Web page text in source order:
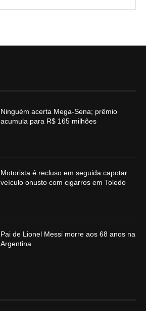
Ninguém acerta Mega-Sena; prêmio
acumula para R$ 165 milhões
Motorista é recluso em seguida capotar
veículo onusto com cigarros em Toledo
Pai de Lionel Messi morre aos 68 anos na
Argentina